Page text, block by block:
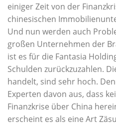
einiger Zeit von der
chinesischen
Und nun werden auch
großen Unternehmen der
ist es für die Fantasia
Schulden zurückzuzahlen.
handelt, sind sehr hoch.
Experten davon aus, dass
Finanzkrise über China
erscheint es als eine Art